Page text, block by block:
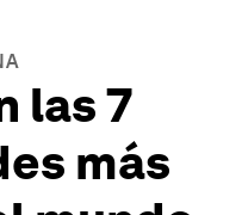
las 7
más